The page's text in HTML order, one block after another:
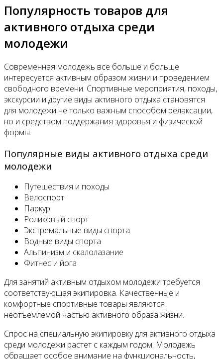
Популярность товаров для
активного отдыха среди
молодежи
Современная молодежь все больше и больше
интересуется активным образом жизни и проведением
свободного времени. Спортивные мероприятия, походы,
экскурсии и другие виды активного отдыха становятся
для молодежи не только важным способом релаксации,
но и средством поддержания здоровья и физической
формы.
Популярные виды активного отдыха среди
молодежи
Путешествия и походы
Велоспорт
Паркур
Роликовый спорт
Экстремальные виды спорта
Водные виды спорта
Альпинизм и скалолазание
Фитнес и йога
Для занятий активным отдыхом молодежи требуется
соответствующая экипировка. Качественные и
комфортные спортивные товары являются
неотъемлемой частью активного образа жизни.
Спрос на специальную экипировку для активного отдыха
среди молодежи растет с каждым годом. Молодежь
обращает особое внимание на функциональность,